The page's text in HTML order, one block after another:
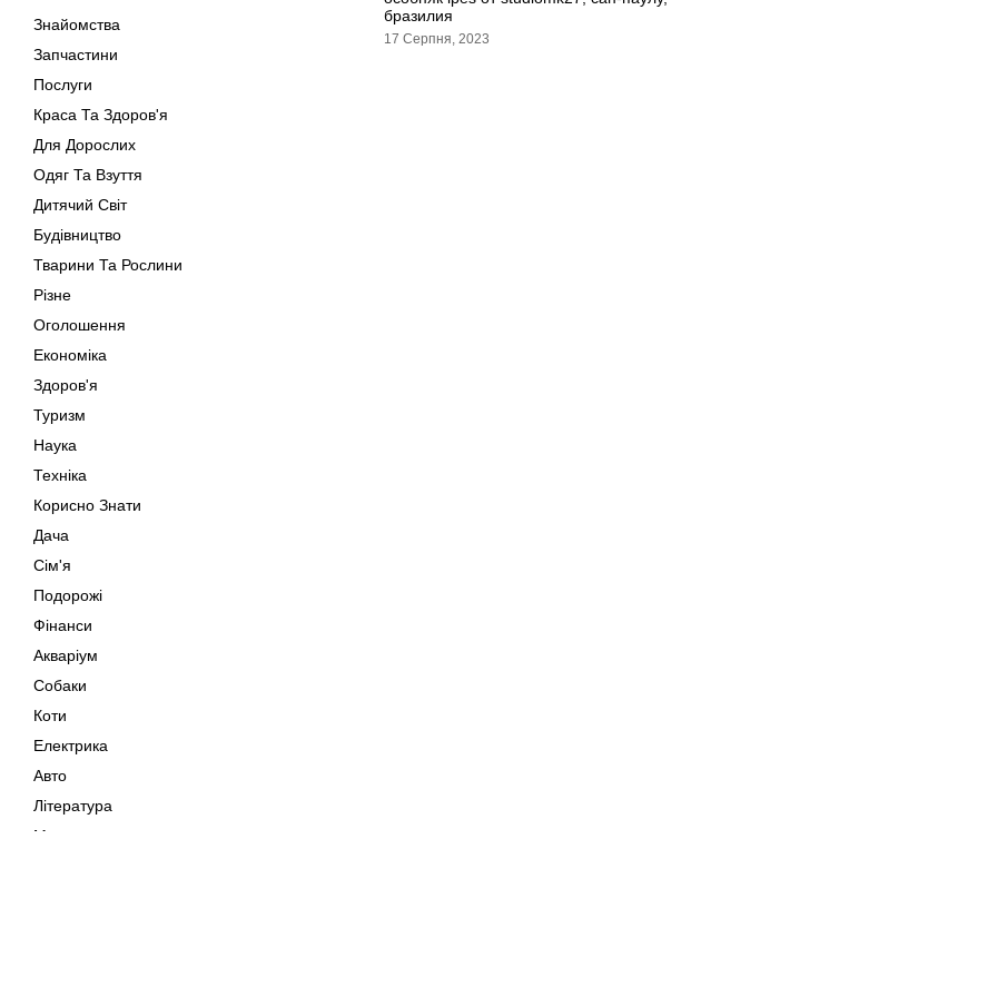
Знайомства
Запчастини
Послуги
Краса Та Здоров'я
Для Дорослих
Одяг Та Взуття
Дитячий Світ
Будівництво
Тварини Та Рослини
Різне
Оголошення
Економіка
Здоров'я
Туризм
Наука
Техніка
Корисно Знати
Дача
Сім'я
Подорожі
Фінанси
Акваріум
Собаки
Коти
Електрика
Авто
Література
Музика
бразилия
17 Серпня, 2023